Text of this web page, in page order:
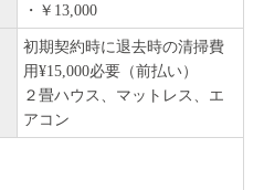
・￥13,000
初期契約時に退去時の清掃費
用¥15,000必要（前払い）
２畳ハウス、マットレス、エ
アコン